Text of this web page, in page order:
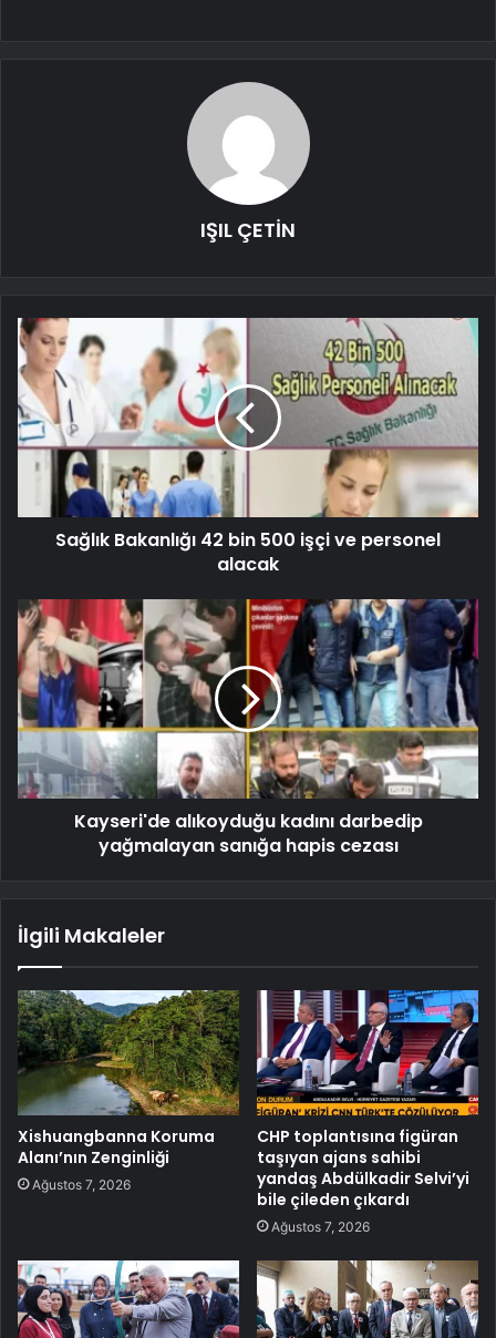
IŞIL ÇETİN
Sağlık Bakanlığı 42 bin 500 işçi ve personel
alacak
Kayseri'de alıkoyduğu kadını darbedip
yağmalayan sanığa hapis cezası
İlgili Makaleler
Xishuangbanna Koruma
Alanı’nın Zenginliği
Ağustos 7, 2026
CHP toplantısına figüran
taşıyan ajans sahibi
yandaş Abdülkadir Selvi’yi
bile çileden çıkardı
Ağustos 7, 2026